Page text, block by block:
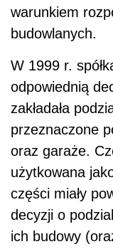
warunkiem
budowlanych.
W 1999 r.
odpowiednią
zakładała
przeznaczone
oraz garaże.
użytkowana
części miały
decyzji o
ich budowy